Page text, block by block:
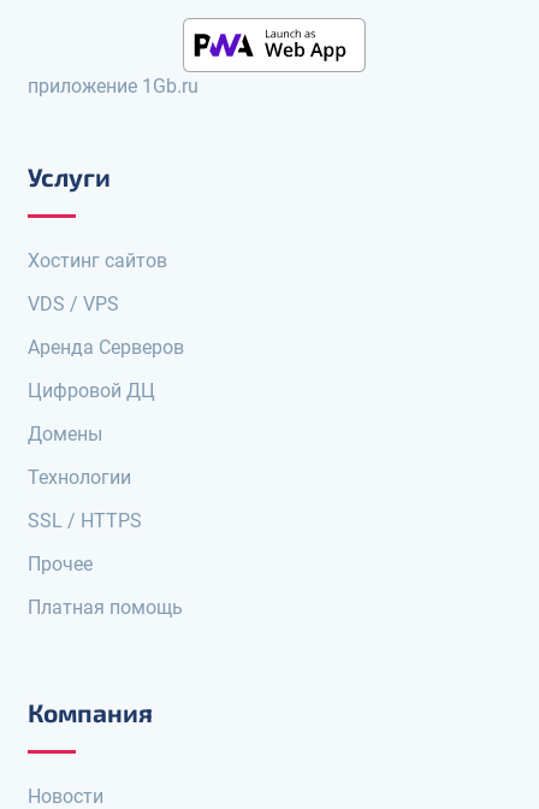
приложение 1Gb.ru
Услуги
Хостинг сайтов
VDS / VPS
Аренда Серверов
Цифровой ДЦ
Домены
Технологии
SSL / HTTPS
Прочее
Платная помощь
Компания
Новости